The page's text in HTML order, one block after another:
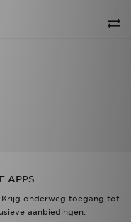
APPS
onderweg toegang tot
aanbiedingen.